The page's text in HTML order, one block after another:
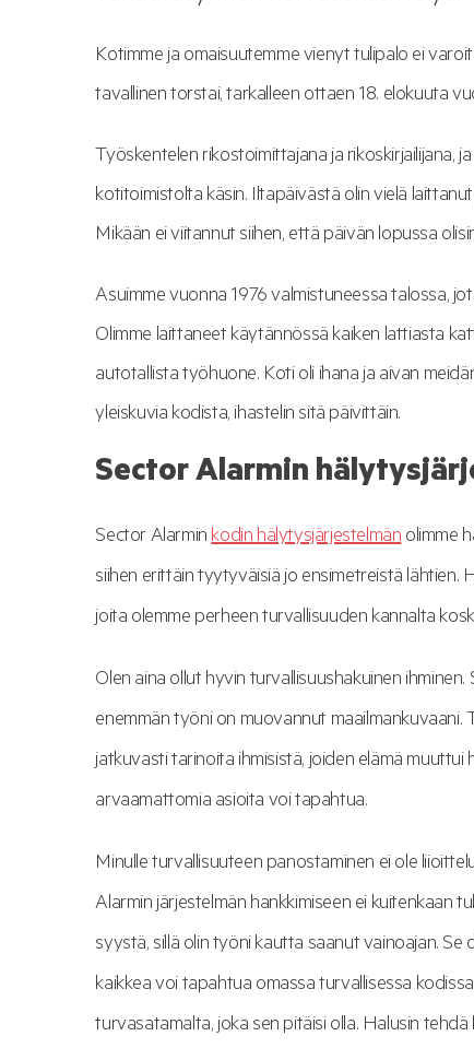
Kotimme ja omaisuutemme vienyt tulipalo ei
tavallinen torstai, tarkalleen ottaen 18. elokuuta
Työskentelen rikostoimittajana ja
kotitoimistolta käsin. Iltapäivästä olin vielä
Mikään ei viitannut siihen, että päivän lopussa
Asuimme vuonna 1976 valmistuneessa talossa,
Olimme laittaneet käytännössä kaiken lattiasta
autotallista työhuone. Koti oli ihana ja aivan
yleiskuvia kodista, ihastelin sitä päivittäin.
Sector Alarmin
Sector Alarminkodin hälytysjärjestelmänolimme
siihen erittäin tyytyväisiä jo ensimetreistä
joita olemme perheen turvallisuuden kannalta
Olen aina ollut hyvin turvallisuushakuinen
enemmän työni on muovannut maailmankuvaani.
jatkuvasti tarinoita ihmisistä, joiden elämä muuttui
arvaamattomia asioita voi tapahtua.
Minulle turvallisuuteen panostaminen ei ole
Alarmin järjestelmän hankkimiseen ei kuitenkaan
syystä, sillä olin työni kautta saanut vainoajan.
kaikkea voi tapahtua omassa turvallisessa
turvasatamalta, joka sen pitäisi olla. Halusin